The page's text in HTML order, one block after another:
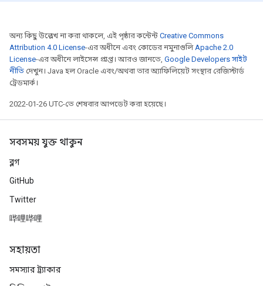
অন্য কিছু উল্লেখ না করা থাকলে, এই পৃষ্ঠার কন্টেন্ট Creative Commons
Attribution 4.0 License-এর অধীনে এবং কোডের নমুনাগুলিApache 2.0
License-এর অধীনে লাইসেন্স প্রাপ্ত। আরও জানতে, Google Developers সাইট
নীতি দেখুন। Java হল Oracle এবং/অথবা তার অ্যাফিলিয়েট সংস্থার রেজিস্টার্ড
ট্রেডমার্ক।
2022-01-26 UTC-তে শেষবার আপডেট করা হয়েছে।
সবসময় যুক্ত থাকুন
ব্লগ
GitHub
Twitter
哔哩哔哩
সহায়তা
সমস্যার ট্র্যাকার